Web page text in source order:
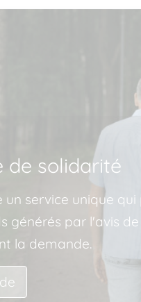
de solidarité
un service unique
générés par l'avis
la demande.